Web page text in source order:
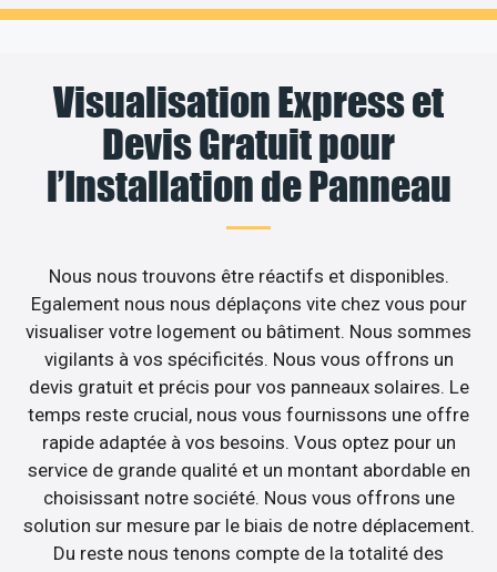
Visualisation Express et
Devis Gratuit pour
l’Installation de Panneau
Nous nous trouvons être réactifs et disponibles.
Egalement nous nous déplaçons vite chez vous pour
visualiser votre logement ou bâtiment. Nous sommes
vigilants à vos spécificités. Nous vous offrons un
devis gratuit et précis pour vos panneaux solaires. Le
temps reste crucial, nous vous fournissons une offre
rapide adaptée à vos besoins. Vous optez pour un
service de grande qualité et un montant abordable en
choisissant notre société. Nous vous offrons une
solution sur mesure par le biais de notre déplacement.
Du reste nous tenons compte de la totalité des